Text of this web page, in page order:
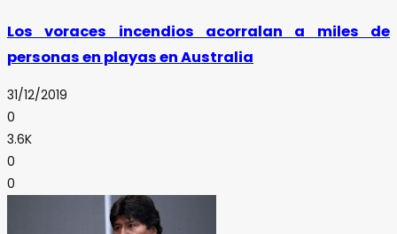
Los voraces incendios acorralan a miles de
personas en playas en Australia
31/12/2019
0
3.6K
0
0